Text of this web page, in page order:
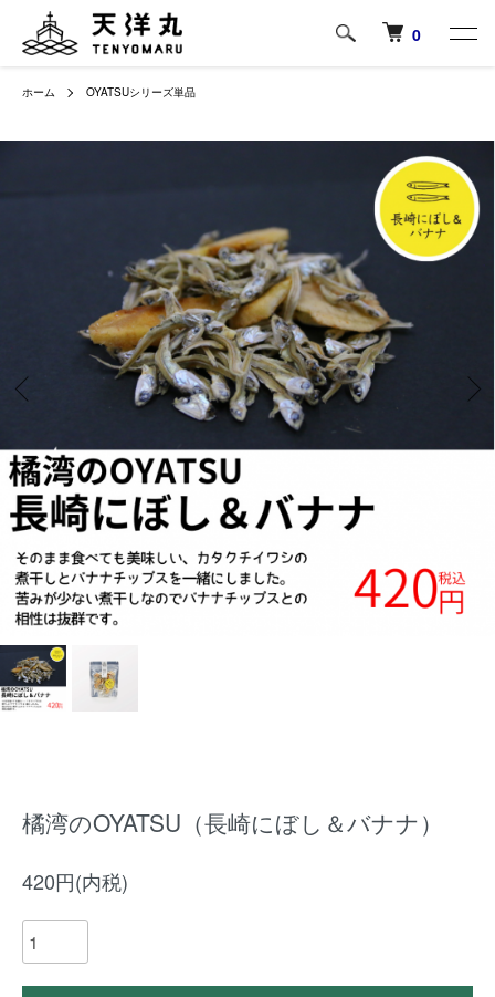
0
ホーム OYATSUシリーズ単品
橘湾のOYATSU（長崎にぼし＆バナナ）
420円(内税)